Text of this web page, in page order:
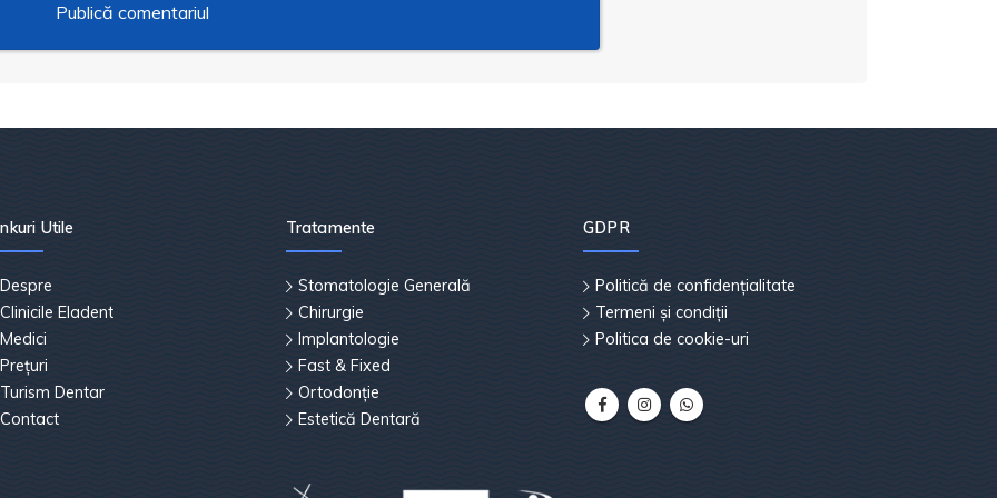
Utile
Despre
Clinicile Eladent
Medici
Prețuri
Turism Dentar
Contact
Tratamente
Stomatologie Generală
Chirurgie
Implantologie
Fast & Fixed
Ortodonție
Estetică Dentară
GDPR
Politică de confidențialitate
Termeni și condiții
Politica de cookie-uri